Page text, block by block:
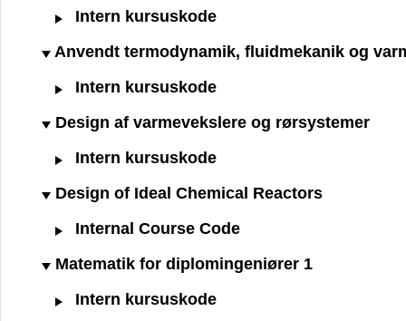
Intern kursuskode
Anvendt termodynamik, fluidmekanik og
Intern kursuskode
Design af varmevekslere og rørsystemer
Intern kursuskode
Design of Ideal Chemical Reactors
Internal Course Code
Matematik for diplomingeniører 1
Intern kursuskode